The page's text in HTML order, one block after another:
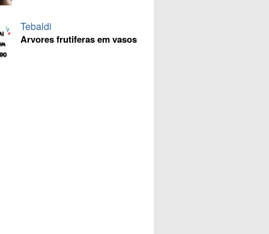
Tebaldi
Arvores frutiferas em vasos